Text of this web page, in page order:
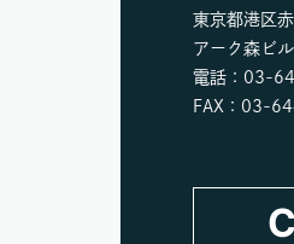
東京都港区
アーク森ビ
電話：03-
FAX：03-